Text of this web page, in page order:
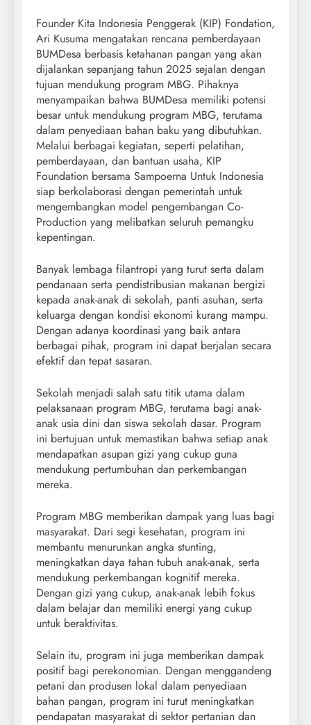
Founder Kita Indonesia Penggerak (KIP) Fondation,
Ari Kusuma mengatakan rencana pemberdayaan
BUMDesa berbasis ketahanan pangan yang akan
dijalankan sepanjang tahun 2025 sejalan dengan
tujuan mendukung program MBG. Pihaknya
menyampaikan bahwa BUMDesa memiliki potensi
besar untuk mendukung program MBG, terutama
dalam penyediaan bahan baku yang dibutuhkan.
Melalui berbagai kegiatan, seperti pelatihan,
pemberdayaan, dan bantuan usaha, KIP
Foundation bersama Sampoerna Untuk Indonesia
siap berkolaborasi dengan pemerintah untuk
mengembangkan model pengembangan Co-
Production yang melibatkan seluruh pemangku
kepentingan.
Banyak lembaga filantropi yang turut serta dalam
pendanaan serta pendistribusian makanan bergizi
kepada anak-anak di sekolah, panti asuhan, serta
keluarga dengan kondisi ekonomi kurang mampu.
Dengan adanya koordinasi yang baik antara
berbagai pihak, program ini dapat berjalan secara
efektif dan tepat sasaran.
Sekolah menjadi salah satu titik utama dalam
pelaksanaan program MBG, terutama bagi anak-
anak usia dini dan siswa sekolah dasar. Program
ini bertujuan untuk memastikan bahwa setiap anak
mendapatkan asupan gizi yang cukup guna
mendukung pertumbuhan dan perkembangan
mereka.
Program MBG memberikan dampak yang luas bagi
masyarakat. Dari segi kesehatan, program ini
membantu menurunkan angka stunting,
meningkatkan daya tahan tubuh anak-anak, serta
mendukung perkembangan kognitif mereka.
Dengan gizi yang cukup, anak-anak lebih fokus
dalam belajar dan memiliki energi yang cukup
untuk beraktivitas.
Selain itu, program ini juga memberikan dampak
positif bagi perekonomian. Dengan menggandeng
petani dan produsen lokal dalam penyediaan
bahan pangan, program ini turut meningkatkan
pendapatan masyarakat di sektor pertanian dan